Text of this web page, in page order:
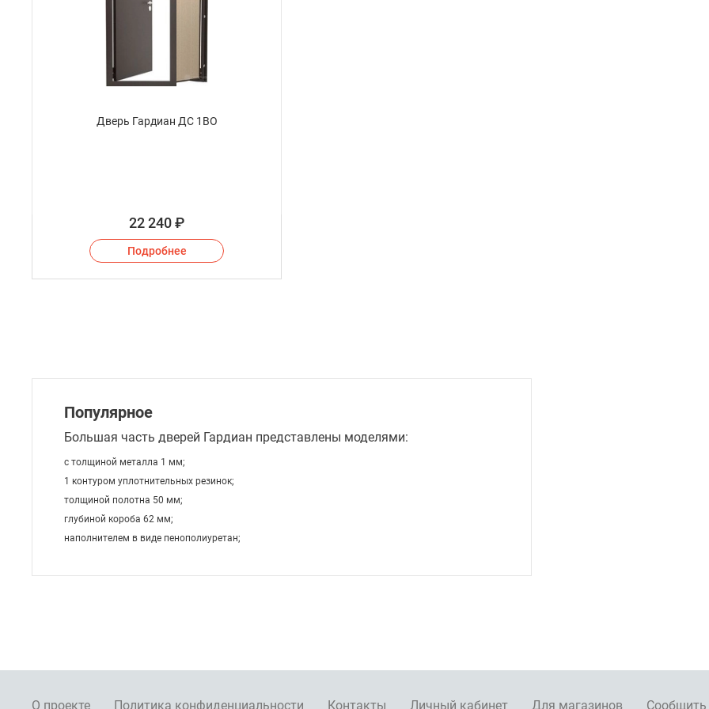
Дверь Гардиан ДС 1ВО
22 240₽
Подробнее
Популярное
Большая часть дверей Гардиан представлены моделями:
с толщиной металла 1 мм;
1 контуром уплотнительных резинок;
толщиной полотна 50 мм;
глубиной короба 62 мм;
наполнителем в виде пенополиуретан;
О проекте Политика конфиденциальности Контакты Личный кабинет Для магазинов